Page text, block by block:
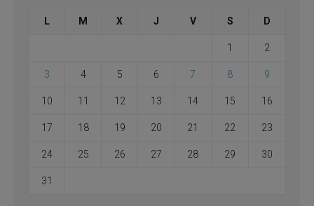
L M X J V S D
1 2
3 4 5 6 7 8 9
10 11 12 13 14 15 16
17 18 19 20 21 22 23
24 25 26 27 28 29 30
31